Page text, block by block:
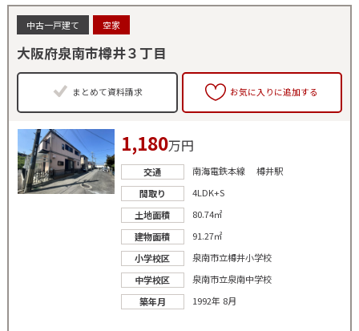
中古一戸建て 空家
大阪府泉南市樽井３丁目
まとめて資料請求 お気に入りに追加する
1,180万円
交通
南海電鉄本線 樽井駅
間取り
4LDK+S
土地面積
80.74㎡
建物面積
91.27㎡
小学校区
泉南市立樽井小学校
中学校区
泉南市立泉南中学校
築年月
1992年 8月